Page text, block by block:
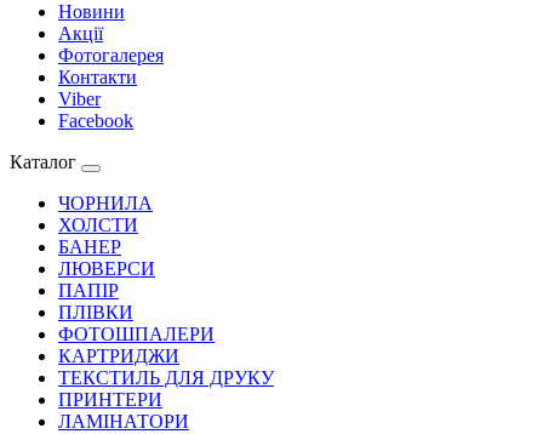
Новини
Акції
Фотогалерея
Контакти
Viber
Facebook
Каталог
ЧОРНИЛА
ХОЛСТИ
БАНЕР
ЛЮВЕРСИ
ПАПІР
ПЛІВКИ
ФОТОШПАЛЕРИ
КАРТРИДЖИ
ТЕКСТИЛЬ ДЛЯ ДРУКУ
ПРИНТЕРИ
ЛАМІНАТОРИ